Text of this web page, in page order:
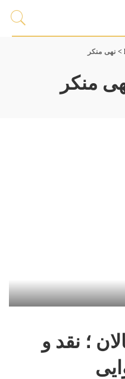
> نهی منکر
منکر
؛ نقد و